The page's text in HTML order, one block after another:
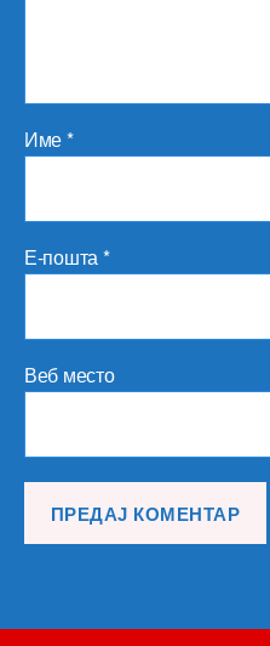
Име*
Е-пошта*
Веб место